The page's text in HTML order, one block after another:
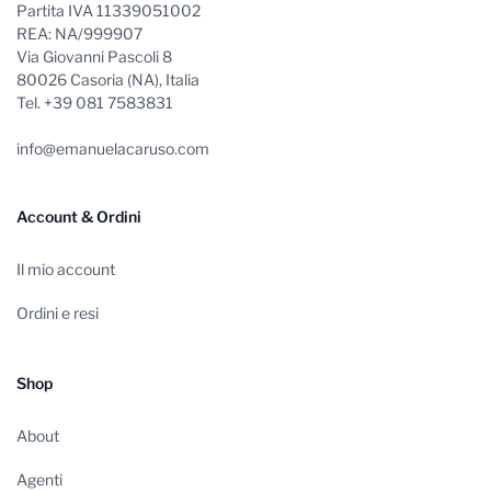
Partita IVA 11339051002
REA: NA/999907
Via Giovanni Pascoli 8
80026 Casoria (NA), Italia
Tel. +39 081 7583831
info@emanuelacaruso.com
Account & Ordini
Il mio account
Ordini e resi
Shop
About
Agenti